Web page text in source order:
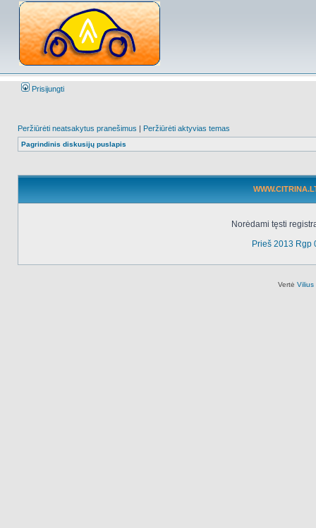
Prisijungti
Peržiūrėti neatsakytus pranešimus | Peržiūrėti aktyvias temas
Pagrindinis diskusijų puslapis
Norėdami tęsti
Prieš 2013 Rgp
Vertė Vilius